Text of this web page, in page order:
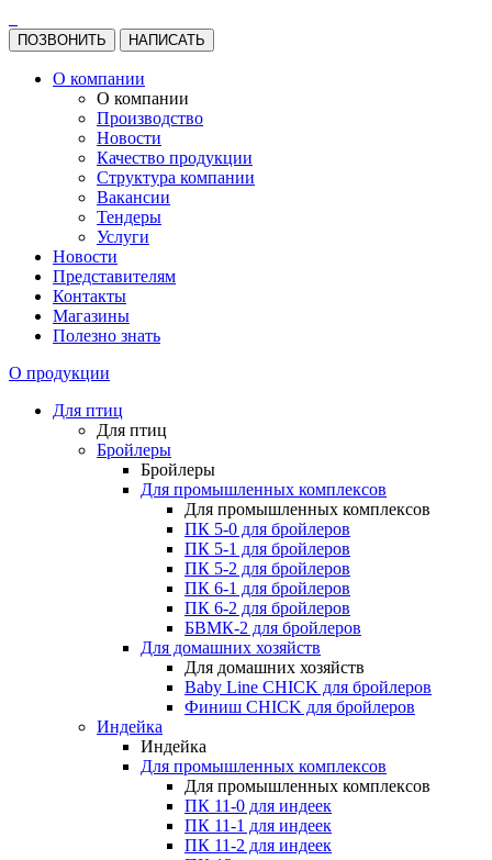
ПОЗВОНИТЬ НАПИСАТЬ
О компании
О компании
Производство
Новости
Качество продукции
Структура компании
Вакансии
Тендеры
Услуги
Новости
Представителям
Контакты
Магазины
Полезно знать
О продукции
Для птиц
Для птиц
Бройлеры
Бройлеры
Для промышленных комплексов
Для промышленных комплексов
ПК 5-0 для бройлеров
ПК 5-1 для бройлеров
ПК 5-2 для бройлеров
ПК 6-1 для бройлеров
ПК 6-2 для бройлеров
БВМК-2 для бройлеров
Для домашних хозяйств
Для домашних хозяйств
Baby Line CHICK для бройлеров
Финиш CHICK для бройлеров
Индейка
Индейка
Для промышленных комплексов
Для промышленных комплексов
ПК 11-0 для индеек
ПК 11-1 для индеек
ПК 11-2 для индеек